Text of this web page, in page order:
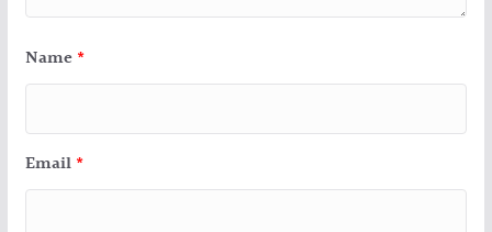
Name *
Email *